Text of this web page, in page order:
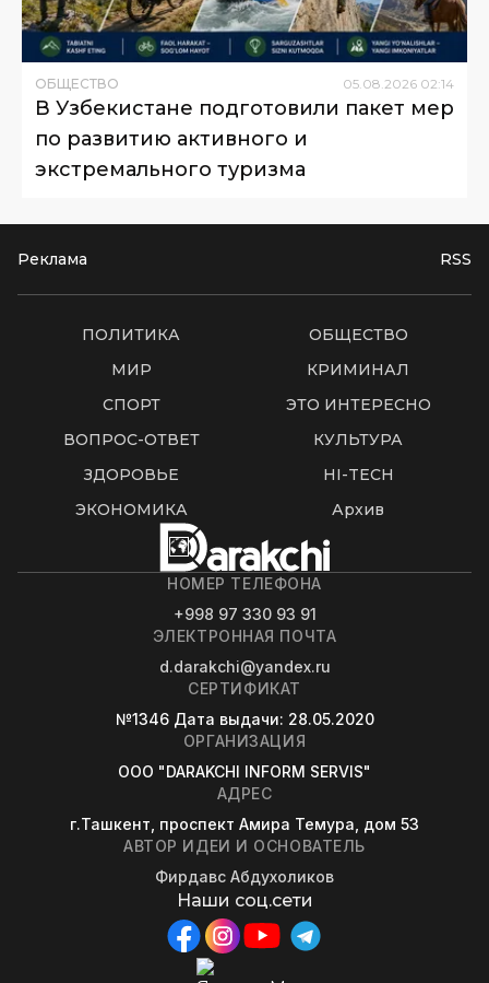
ОБЩЕСТВО 05 08 2026 02:14
В Узбекистане подготовили пакет мер
по развитию активного и
экстремального туризма
Реклама RSS
ПОЛИТИКА
ОБЩЕСТВО
МИР
КРИМИНАЛ
СПОРТ
ЭТО ИНТЕРЕСНО
ВОПРОС-ОТВЕТ
КУЛЬТУРА
ЗДОРОВЬЕ
HI-TECH
ЭКОНОМИКА
Архив
НОМЕР ТЕЛЕФОНА
+998 97 330 93 91
ЭЛЕКТРОННАЯ ПОЧТА
d.darakchi@yandex.ru
СЕРТИФИКАТ
№1346 Дата выдачи: 28.05.2020
ОРГАНИЗАЦИЯ
OOO "DARAKCHI INFORM SERVIS"
АДРЕС
г.Ташкент, проспект Амира Темура, дом 53
АВТОР ИДЕИ И ОСНОВАТЕЛЬ
Фирдавс Абдухоликов
Наши соц.сети